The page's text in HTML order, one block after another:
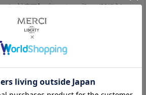
ポス対応可】プラスナップ9mm(20組入)
396円(税込)